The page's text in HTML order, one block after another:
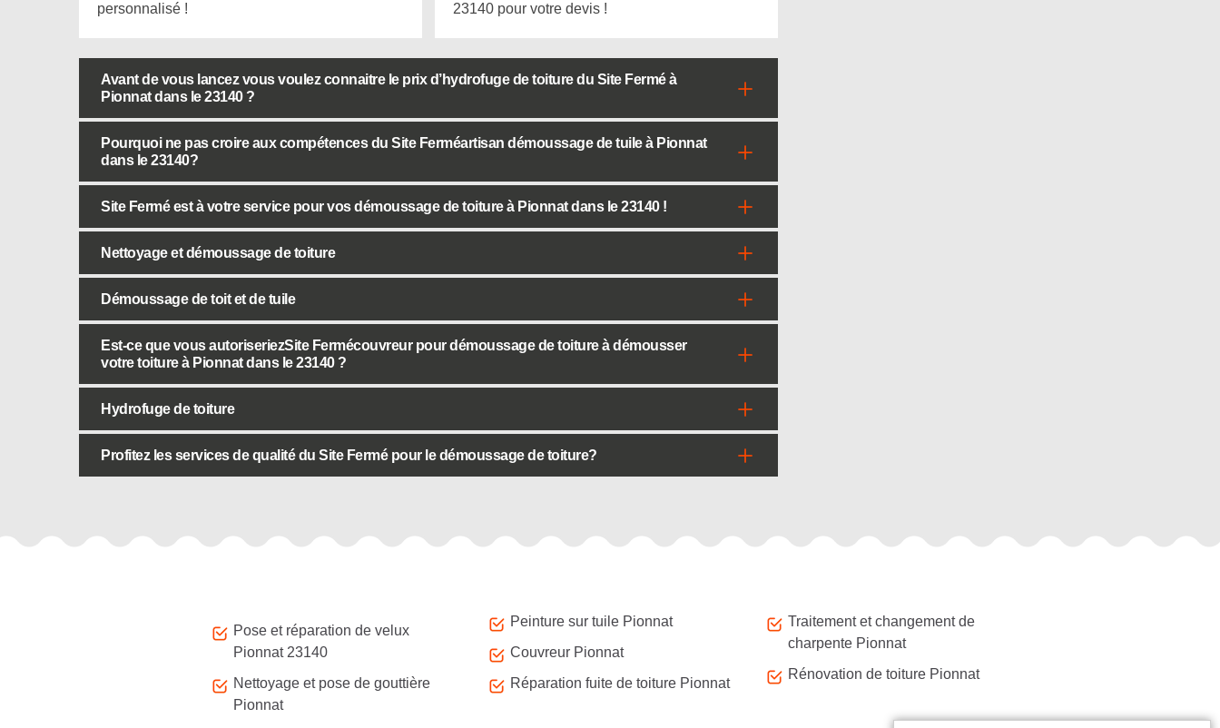
personnalisé !
23140 pour votre devis !
Avant de vous lancez vous voulez connaitre le prix d’hydrofuge de toiture du Site Fermé à
Pionnat dans le 23140 ?
Pourquoi ne pas croire aux compétences du Site Ferméartisan démoussage de tuile à Pionnat
dans le 23140?
Site Fermé est à votre service pour vos démoussage de toiture à Pionnat dans le 23140 !
Nettoyage et démoussage de toiture
Démoussage de toit et de tuile
Est-ce que vous autoriseriezSite Fermécouvreur pour démoussage de toiture à démousser
votre toiture à Pionnat dans le 23140 ?
Hydrofuge de toiture
Profitez les services de qualité du Site Fermé pour le démoussage de toiture?
Pose et réparation de velux
Pionnat 23140
Nettoyage et pose de gouttière
Pionnat
Peinture sur tuile Pionnat
Couvreur Pionnat
Réparation fuite de toiture Pionnat
Traitement et changement de
charpente Pionnat
Rénovation de toiture Pionnat